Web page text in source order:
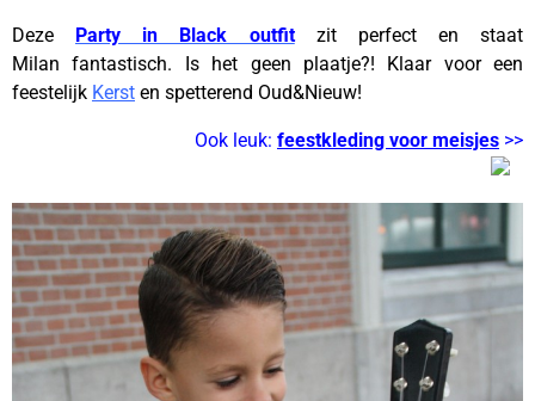
Deze Party in Black outfitzit perfect en staat
Milan fantastisch. Is het geen plaatje?! Klaar voor een
feestelijk Kerst en spetterend Oud&Nieuw!
Ook leuk: feestkleding voor meisjes >>